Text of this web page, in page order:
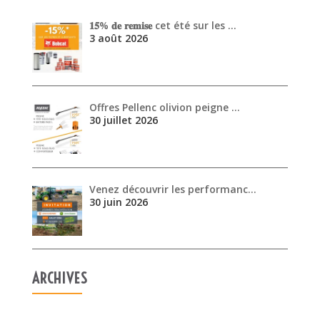
𝟏𝟓% 𝐝𝐞 𝐫𝐞𝐦𝐢𝐬𝐞 cet été sur les …
3 août 2026
Offres Pellenc olivion peigne …
30 juillet 2026
Venez découvrir les performanc…
30 juin 2026
ARCHIVES